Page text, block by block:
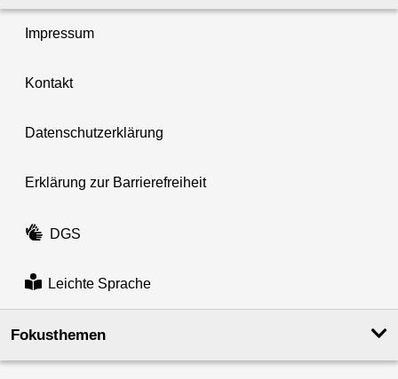
Impressum
Kontakt
Datenschutzerklärung
Erklärung zur Barrierefreiheit
DGS
Leichte Sprache
Fokusthemen